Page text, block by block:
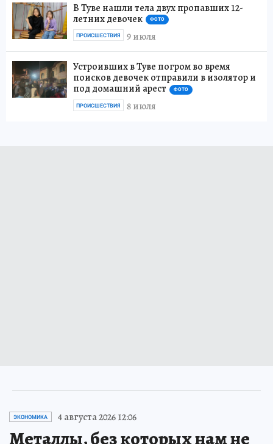
В Туве нашли тела двух пропавших 12-
летних девочек
ФОТО
9 июля
ПРОИСШЕСТВИЯ
Устроивших в Туве погром во время
поисков девочек отправили в изолятор и
под домашний арест
ФОТО
8 июля
ПРОИСШЕСТВИЯ
ЭКОНОМИКА 4 августа 2026 12:06
Металлы, без которых нам не